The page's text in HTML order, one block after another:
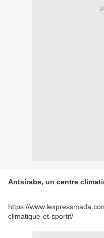
Antsirabe, un centre
https://
climatique-et-sportif/